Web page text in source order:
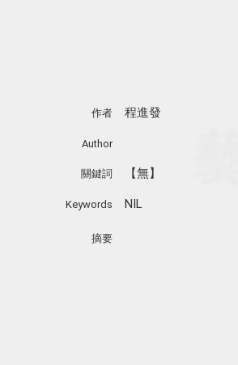
作者 程進發
Author
關鍵詞 【無】
Keywords NIL
摘要